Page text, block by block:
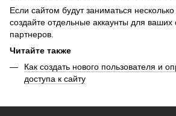
Если сайтом будут заниматься
создайте отдельные аккаунты для ваших
партнеров.
Читайте также
Как создать нового пользователя и
доступа к сайту